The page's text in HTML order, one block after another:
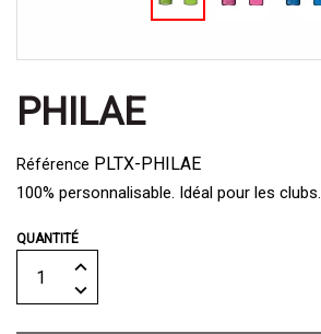
PHILAE
Référence PLTX-PHILAE
100% personnalisable. Idéal pour les clubs.
QUANTITÉ